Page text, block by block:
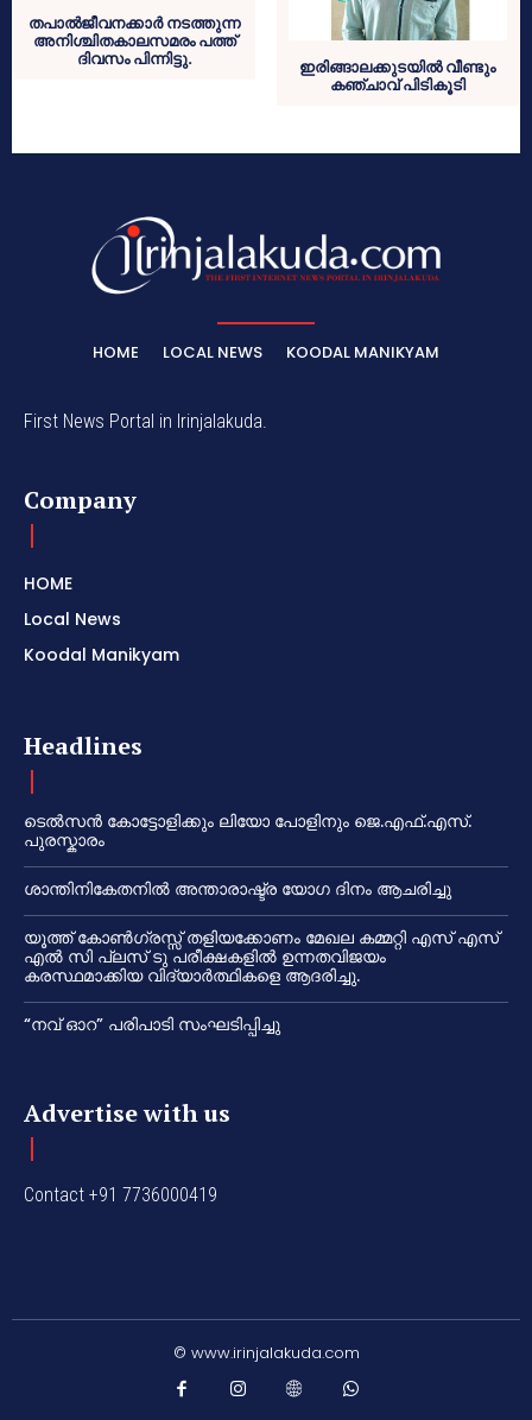
തപാല്‍ജീവനക്കാര്‍ നടത്തുന്ന
അനിശ്ചിതകാലസമരം പത്ത്
ദിവസം പിന്നിട്ടു. ഇരിങ്ങാലക്കുടയിൽ വീണ്ടും
കഞ്ചാവ് പിടികൂടി
HOME LOCAL NEWS KOODAL MANIKYAM
First News Portal in Irinjalakuda.
Company
HOME
Local News
Koodal Manikyam
Headlines
ടെൽസൻ കോട്ടോളിക്കും ലിയോ പോളിനും ജെ.എഫ്.എസ്.
പുരസ്കാരം
ശാന്തിനികേതനിൽ അന്താരാഷ്ട്ര യോഗ ദിനം ആചരിച്ചു
യൂത്ത് കോൺഗ്രസ്സ് തളിയക്കോണം മേഖല കമ്മറ്റി എസ് എസ്
എൽ സി പ്ലസ് ടു പരീക്ഷകളിൽ ഉന്നതവിജയം
കരസ്ഥമാക്കിയ വിദ്യാർത്ഥികളെ ആദരിച്ചു.
“നവ് ഓറ” പരിപാടി സംഘടിപ്പിച്ചു
Advertise with us
Contact +91 7736000419
© www.irinjalakuda.com